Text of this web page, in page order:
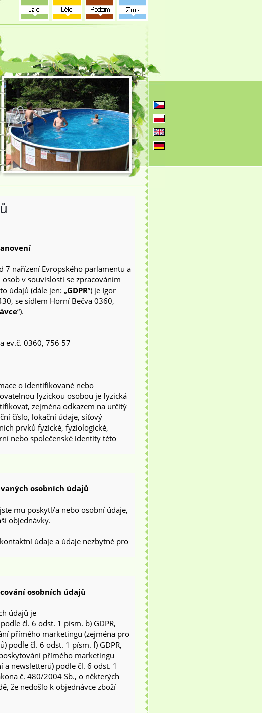
7 nařízení Evropského parlamentu a
v souvislosti se zpracováním
údajů (dále jen: „GDPR”) je Igor
se sídlem Horní Bečva 0360,
“).
ev.č. 0360, 756 57
o identifikované nebo
fyzickou osobou je fyzická
zejména odkazem na určitý
číslo, lokační údaje, síťový
prvků fyzické, fyziologické,
nebo společenské identity této
osobních údajů
mu poskytl/a nebo osobní údaje,
objednávky.
údaje a údaje nezbytné pro
osobních údajů
údajů je
čl. 6 odst. 1 písm. b) GDPR,
přímého marketingu (zejména pro
podle čl. 6 odst. 1 písm. f) GDPR,
přímého marketingu
a newsletterů) podle čl. 6 odst. 1
č. 480/2004 Sb., o některých
že nedošlo k objednávce zboží